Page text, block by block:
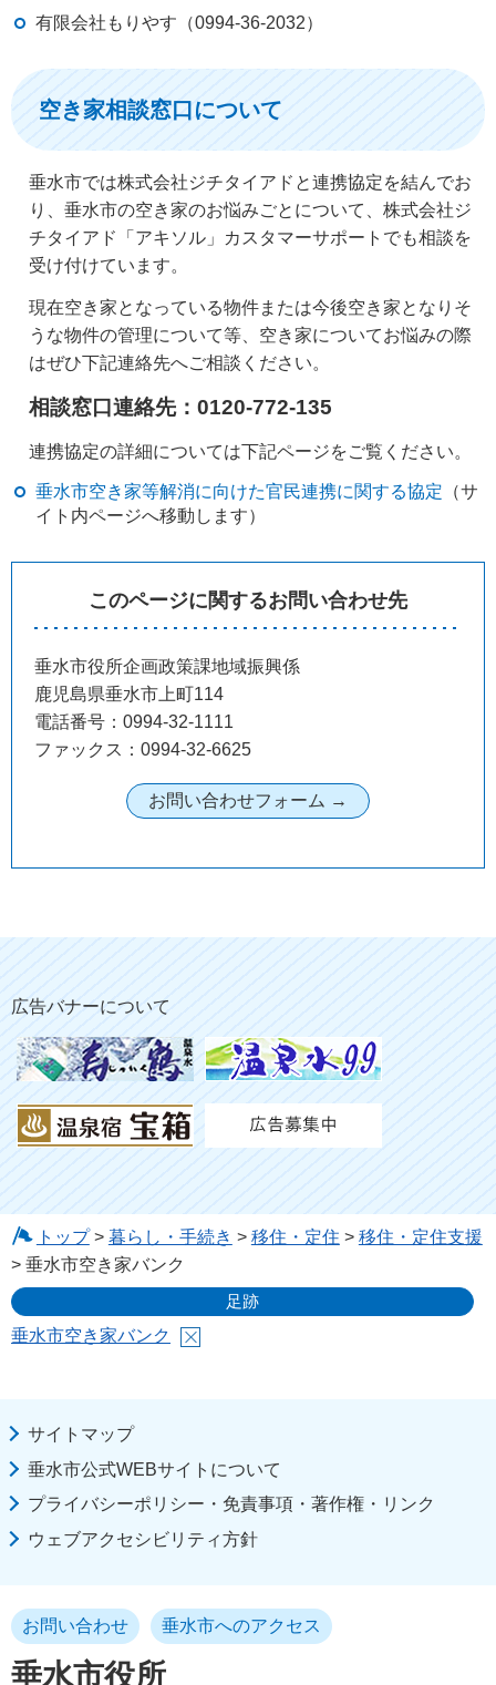
有限会社もりやす（0994-36-2032）
空き家相談窓口について
垂水市では株式会社ジチタイアドと連携協定を結んでお
り、垂水市の空き家のお悩みごとについて、株式会社ジ
チタイアド「アキソル」カスタマーサポートでも相談を
受け付けています。
現在空き家となっている物件または今後空き家となりそ
うな物件の管理について等、空き家についてお悩みの際
はぜひ下記連絡先へご相談ください。
相談窓口連絡先：0120-772-135
連携協定の詳細については下記ページをご覧ください。
垂水市空き家等解消に向けた官民連携に関する協定 （サ
イト内ページへ移動します）
このページに関するお問い合わせ先
垂水市役所企画政策課地域振興係
鹿児島県垂水市上町114
電話番号：0994-32-1111
ファックス：0994-32-6625
広告バナーについて
トップ> 暮らし・手続き > 移住・定住 > 移住・定住支援
> 垂水市空き家バンク
足跡
垂水市空き家バンク
サイトマップ
垂水市公式WEBサイトについて
プライバシーポリシー・免責事項・著作権・リンク
ウェブアクセシビリティ方針
垂水市役所
お問い合わせ 垂水市へのアクセス